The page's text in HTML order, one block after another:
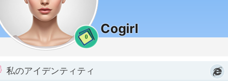
0
Cogirl
私のアイデンティティ